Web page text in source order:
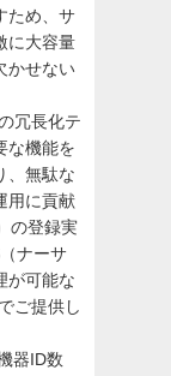
ため、サ
に大容量
かせない
冗長化テ
な機能を
、無駄な
用に貢献
の登録実
ナーサ
が可能な
ご提供し
器ID数